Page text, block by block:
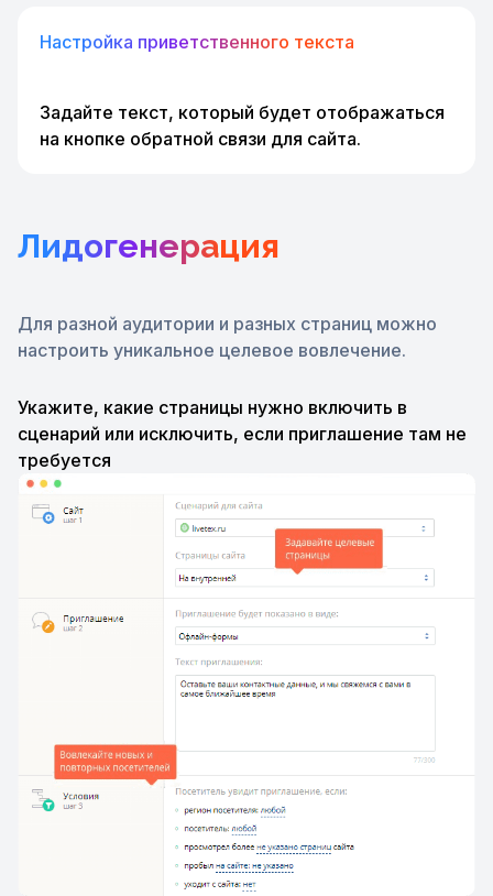
Настройка приветственного текста
Задайте текст, который будет отображаться
на кнопке обратной связи для сайта.
Лидогенерация
Для разной аудитории и разных страниц можно
настроить уникальное целевое вовлечение.
Укажите, какие страницы нужно включить в
сценарий или исключить, если приглашение там не
требуется